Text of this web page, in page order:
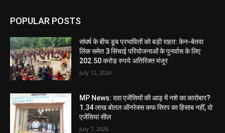
POPULAR POSTS
संघर्ष के बीच डूब प्रभावितों को बड़ी राहत: केन-बेतवा
लिंक समेत 3 सिंचाई परियोजनाओं के पुनर्वास के लिए
202.50 करोड़ रुपये अतिरिक्त मंजूर
July 12, 2026
MP News: दवा एजेंसियों की आड़ में नशे का कारोबार?
1.34 लाख बोतल ऑनरेक्स कफ सिरप का हिसाब नहीं, दो
एजेंसियां सील
July 7, 2026